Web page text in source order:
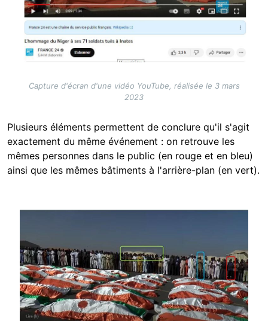
Capture d'écran d'une vidéo YouTube, réalisée le 3 mars
2023
Plusieurs éléments permettent de conclure qu'il s'agit
exactement du même événement : on retrouve les
mêmes personnes dans le public (en rouge et en bleu)
ainsi que les mêmes bâtiments à l'arrière-plan (en vert).